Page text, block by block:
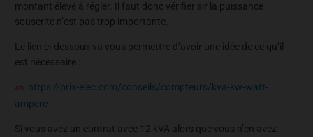
montant élevé à régler. Il faut donc vérifier sir la puissance
souscrite n’est pas trop importante.
Le lien ci-dessous va vous permettre d’avoir une idée de ce qu’il
est nécessaire :
https://prix-elec.com/conseils/compteurs/kva-kw-watt-
ampere
Si vous avez un contrat avec 12 kVA alors que vous n’en avez